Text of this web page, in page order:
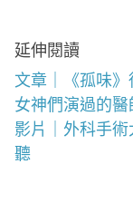
延伸閱讀
文章｜《孤味
女神們演過的醫
影片｜外科手
聽